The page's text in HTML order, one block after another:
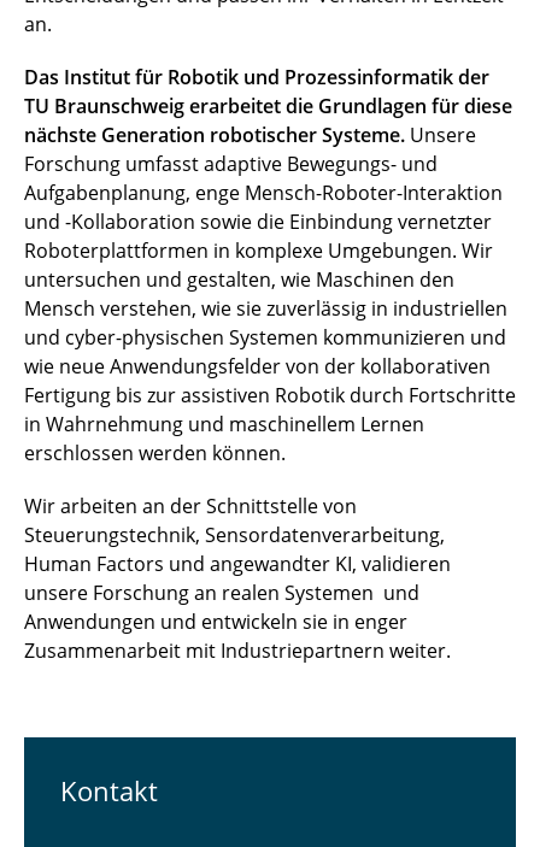
an.
Das Institut für Robotik und Prozessinformatik der
TU Braunschweig erarbeitet die Grundlagen für diese
nächste Generation robotischer Systeme. Unsere
Forschung umfasst adaptive Bewegungs- und
Aufgabenplanung, enge Mensch-Roboter-Interaktion
und -Kollaboration sowie die Einbindung vernetzter
Roboterplattformen in komplexe Umgebungen. Wir
untersuchen und gestalten, wie Maschinen den
Mensch verstehen, wie sie zuverlässig in industriellen
und cyber-physischen Systemen kommunizieren und
wie neue Anwendungsfelder von der kollaborativen
Fertigung bis zur assistiven Robotik durch Fortschritte
in Wahrnehmung und maschinellem Lernen
erschlossen werden können.
Wir arbeiten an der Schnittstelle von
Steuerungstechnik, Sensordatenverarbeitung,
Human Factors und angewandter KI, validieren
unsere Forschung an realen Systemen und
Anwendungen und entwickeln sie in enger
Zusammenarbeit mit Industriepartnern weiter.
Kontakt